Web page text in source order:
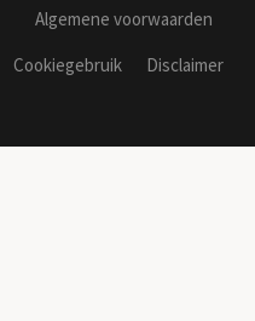
Algemene voorwaarden
Cookiegebruik
Disclaimer